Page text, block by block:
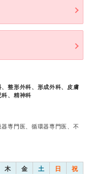
整形外科、形成外科、皮膚
、精神科
専門医、循環器専門医、不
木 金 土 日 祝